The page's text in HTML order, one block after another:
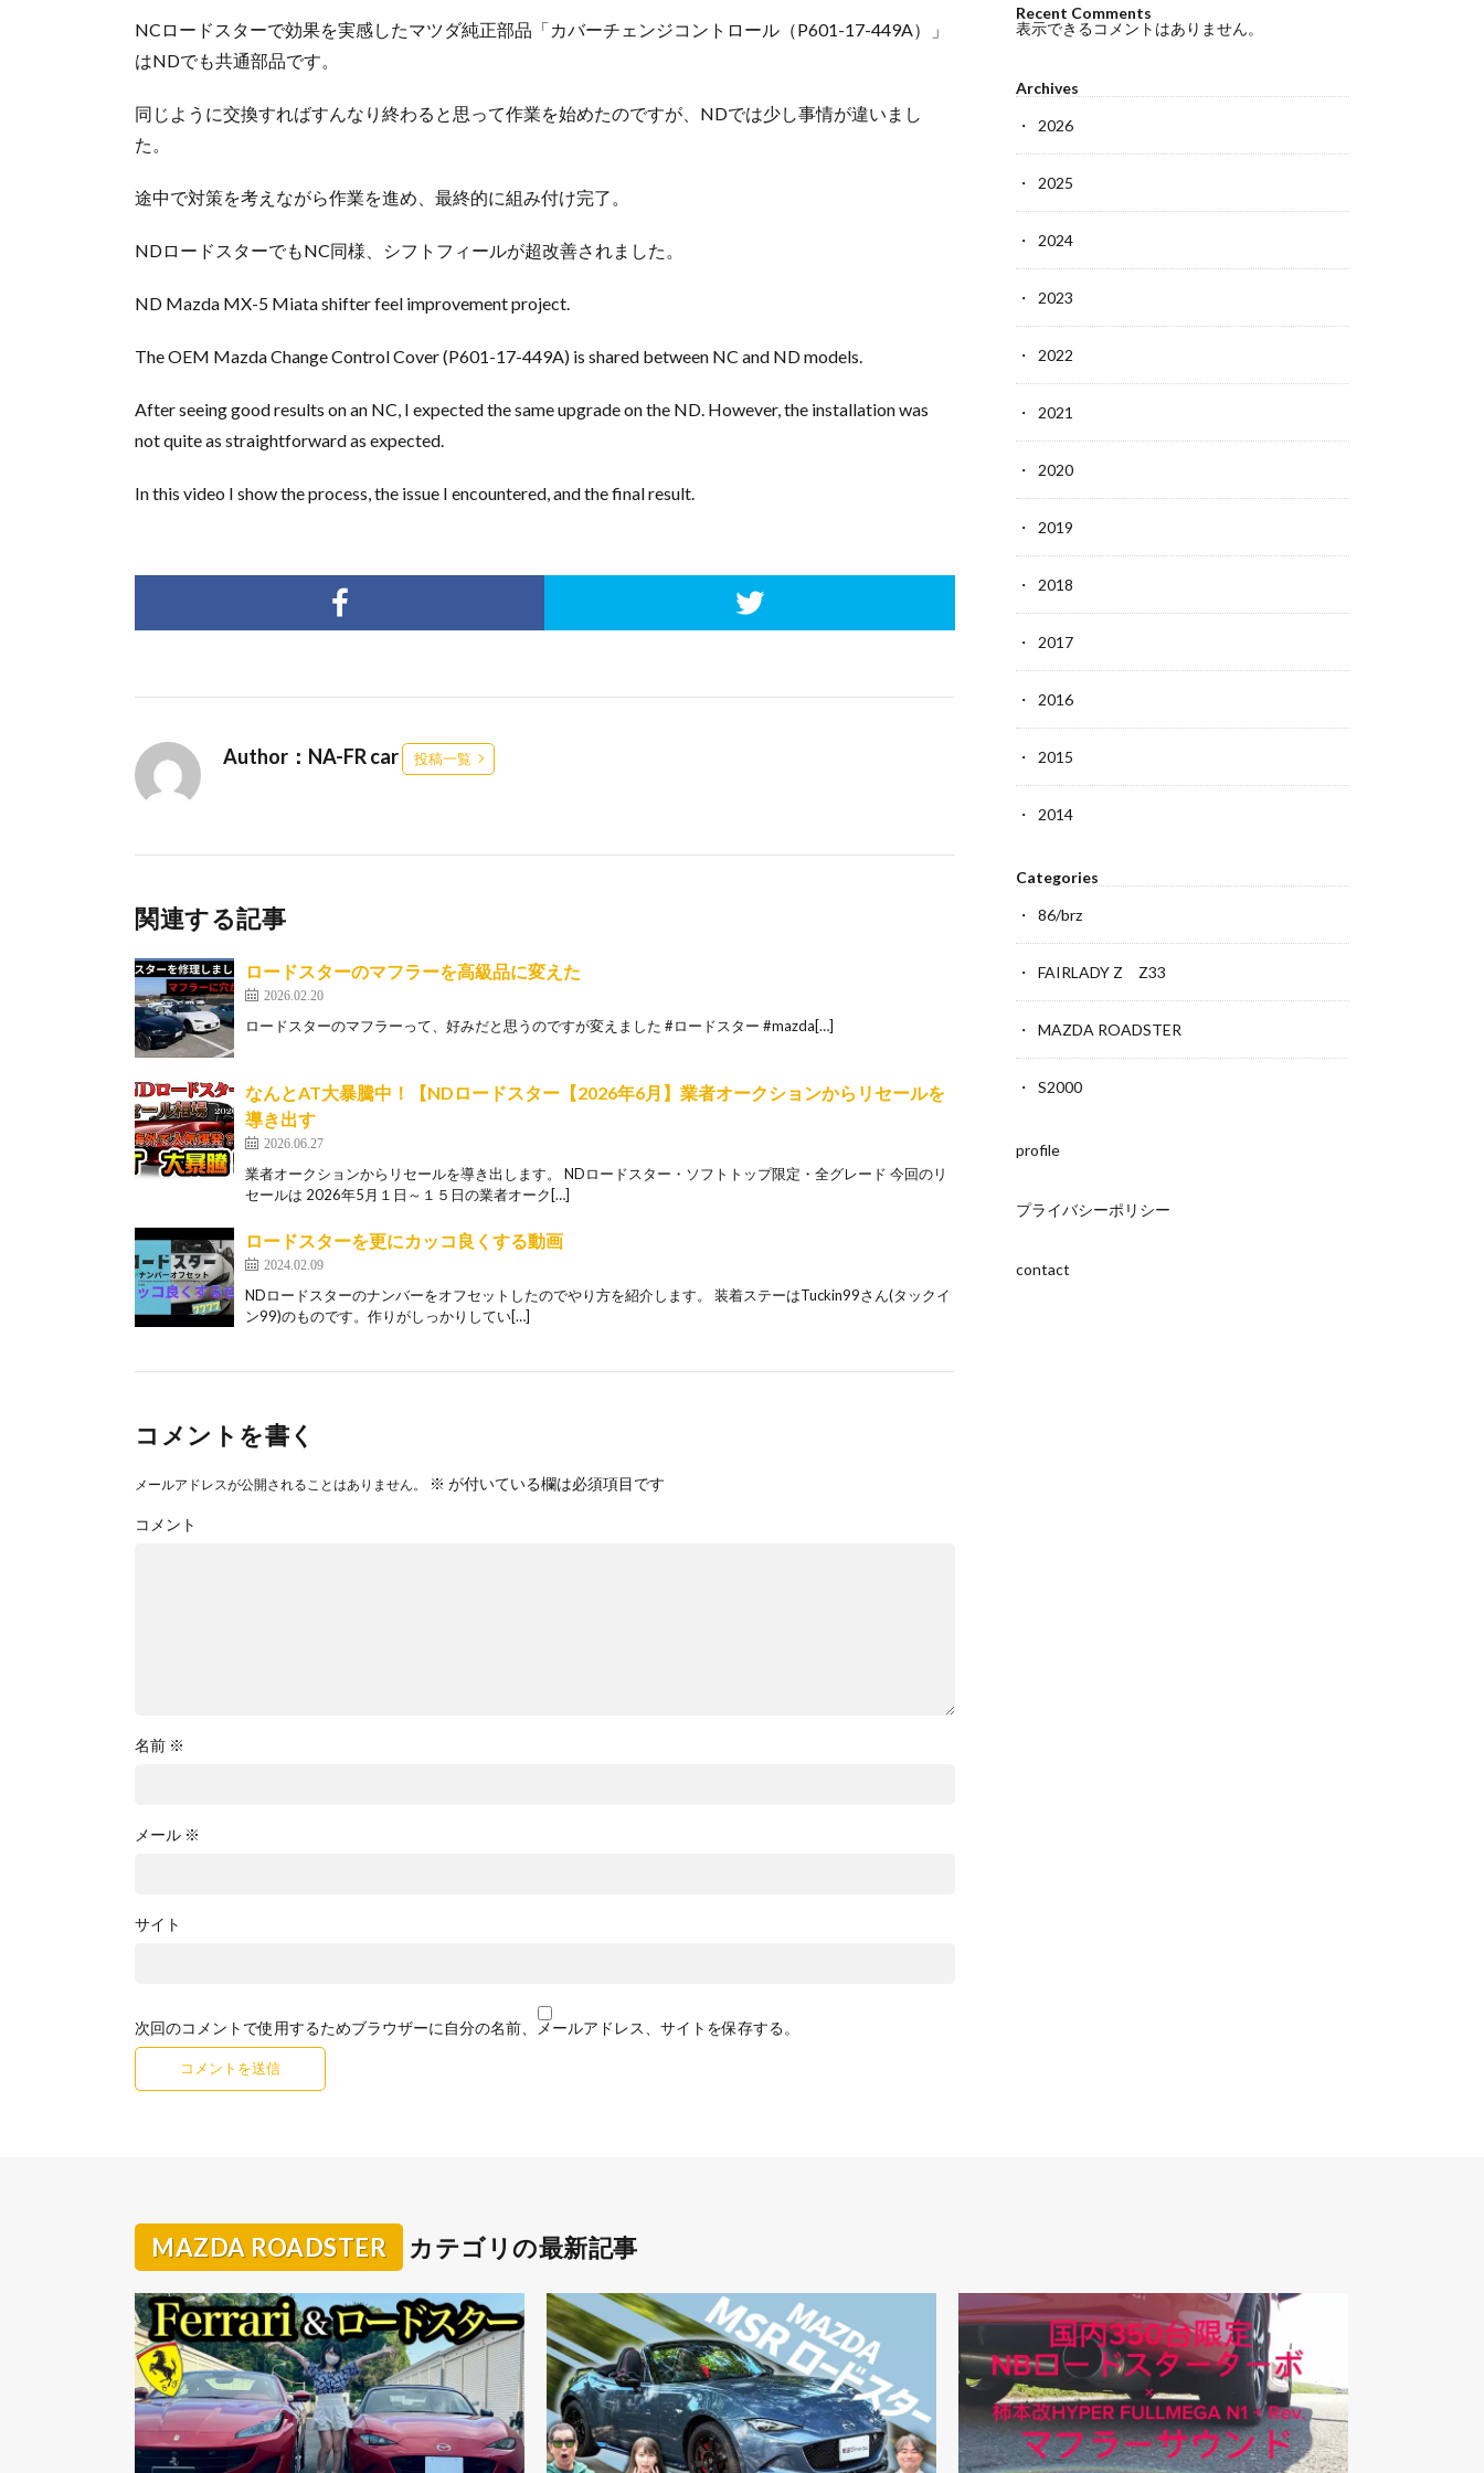
NCロードスターで効果を実感したマツダ純正部品「カバーチェンジコントロール（P601-17-449A）」
はNDでも共通部品です。
同じように交換すればすんなり終わると思って作業を始めたのですが、NDでは少し事情が違いまし
た。
途中で対策を考えながら作業を進め、最終的に組み付け完了。
NDロードスターでもNC同様、シフトフィールが超改善されました。
ND Mazda MX-5 Miata shifter feel improvement project.
The OEM Mazda Change Control Cover (P601-17-449A) is shared between NC and ND models.
After seeing good results on an NC, I expected the same upgrade on the ND. However, the installation was
not quite as straightforward as expected.
In this video I show the process, the issue I encountered, and the final result.
Author：NA-FR car 投稿一覧
関連する記事
ロードスターのマフラーを高級品に変えた
2026.02.20
ロードスターのマフラーって、好みだと思うのですが変えました #ロードスター #mazda[…]
なんとAT大暴騰中！【NDロードスター【2026年6月】業者オークションからリセールを
導き出す
2026.06.27
業者オークションからリセールを導き出します。 NDロードスター・ソフトトップ限定・全グレード 今回のリ
セールは 2026年5月１日～１５日の業者オーク[…]
ロードスターを更にカッコ良くする動画
2024.02.09
NDロードスターのナンバーをオフセットしたのでやり方を紹介します。 装着ステーはTuckin99さん(タックイ
ン99)のものです。作りがしっかりしてい[…]
コメントを書く
メールアドレスが公開されることはありません。 ※ が付いている欄は必須項目です
コメント
名前 ※
メール ※
サイト
次回のコメントで使用するためブラウザーに自分の名前、メールアドレス、サイトを保存する。
Recent Comments
表示できるコメントはありません。
Archives
2026
2025
2024
2023
2022
2021
2020
2019
2018
2017
2016
2015
2014
Categories
86/brz
FAIRLADY Z Z33
MAZDA ROADSTER
S2000
profile
プライバシーポリシー
contact
MAZDA ROADSTER カテゴリの最新記事